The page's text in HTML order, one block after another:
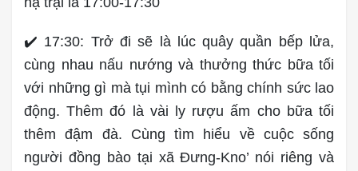
✔️ 17:30: Trở đi sẽ là lúc quây quần bếp lửa,
cùng nhau nấu nướng và thưởng thức bữa tối
với những gì mà tụi mình có bằng chính sức lao
động. Thêm đó là vài ly rượu ấm cho bữa tối
thêm đậm đà. Cùng tìm hiểu về cuộc sống
người đồng bào tại xã Đưng-Kno’ nói riêng và